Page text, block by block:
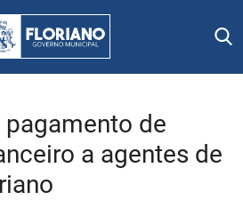
de
a agentes de